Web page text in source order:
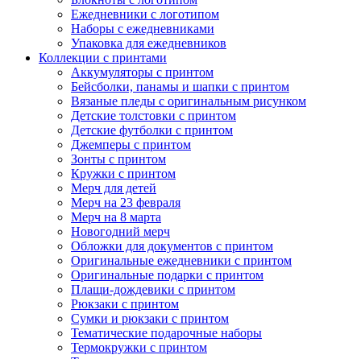
Ежедневники с логотипом
Наборы с ежедневниками
Упаковка для ежедневников
Коллекции с принтами
Аккумуляторы с принтом
Бейсболки, панамы и шапки с принтом
Вязаные пледы с оригинальным рисунком
Детские толстовки с принтом
Детские футболки с принтом
Джемперы с принтом
Зонты с принтом
Кружки с принтом
Мерч для детей
Мерч на 23 февраля
Мерч на 8 марта
Новогодний мерч
Обложки для документов с принтом
Оригинальные ежедневники с принтом
Оригинальные подарки с принтом
Плащи-дождевики с принтом
Рюкзаки с принтом
Сумки и рюкзаки с принтом
Тематические подарочные наборы
Термокружки с принтом